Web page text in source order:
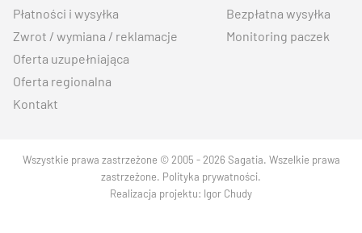
Płatności i wysyłka
Zwrot / wymiana / reklamacje
Oferta uzupełniająca
Oferta regionalna
Kontakt
Bezpłatna wysyłka
Monitoring paczek
Wszystkie prawa zastrzeżone © 2005 - 2026 Sagatia. Wszelkie prawa
zastrzeżone. Polityka prywatności.
Realizacja projektu: Igor Chudy